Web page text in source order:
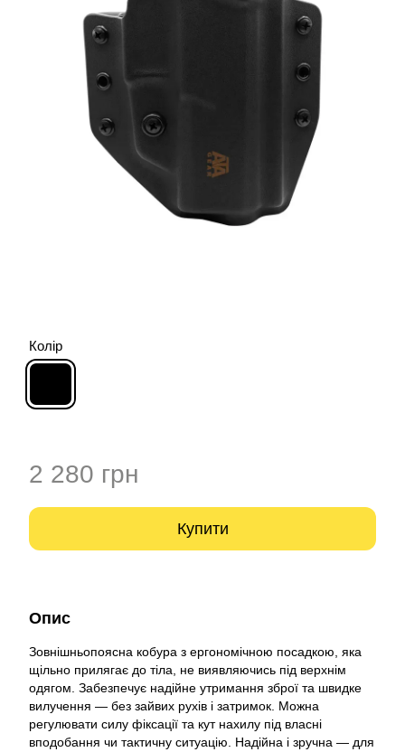
Колір
2 280 грн
Купити
Опис
Зовнішньопоясна кобура з ергономічною посадкою, яка
щільно прилягає до тіла, не виявляючись під верхнім
одягом. Забезпечує надійне утримання зброї та швидке
вилучення — без зайвих рухів і затримок. Можна
регулювати силу фіксації та кут нахилу під власні
вподобання чи тактичну ситуацію. Надійна і зручна — для